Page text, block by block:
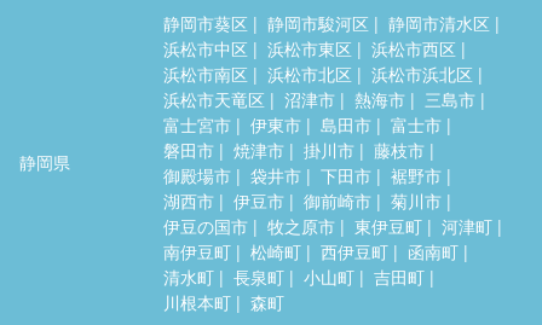
静岡県
静岡市葵区 静岡市駿河区
静岡市清水区
浜松市中区
浜松市東区
浜松市西区
浜松市南区
浜松市北区
浜松市浜北区
浜松市天竜区
沼津市 熱海市
三島市
富士宮市
伊東市 島田市
富士市
磐田市
焼津市 掛川市
藤枝市
御殿場市
袋井市 下田市
裾野市
湖西市
伊豆市 御前崎市
菊川市
伊豆の国市
牧之原市 東伊豆町
河津町
南伊豆町
松崎町 西伊豆町
函南町
清水町
長泉町 小山町
吉田町
川根本町
森町